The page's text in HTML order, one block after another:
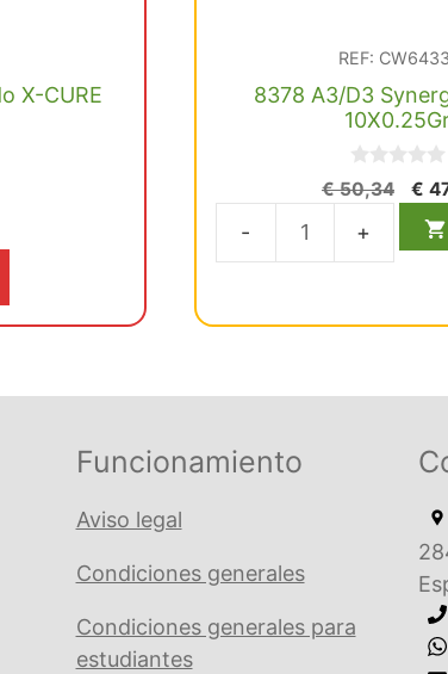
X-CURE
REF:
8378 A3/D3
0
d
5
€50,34
El
€
Funcionamiento
Aviso legal
Condiciones generales
Condiciones generales para
estudiantes